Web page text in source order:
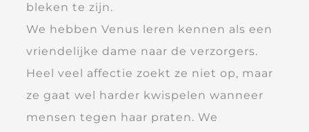
bleken te zijn.
We hebben Venus leren kennen als een
vriendelijke dame naar de verzorgers.
Heel veel affectie zoekt ze niet op, maar
ze gaat wel harder kwispelen wanneer
mensen tegen haar praten. We